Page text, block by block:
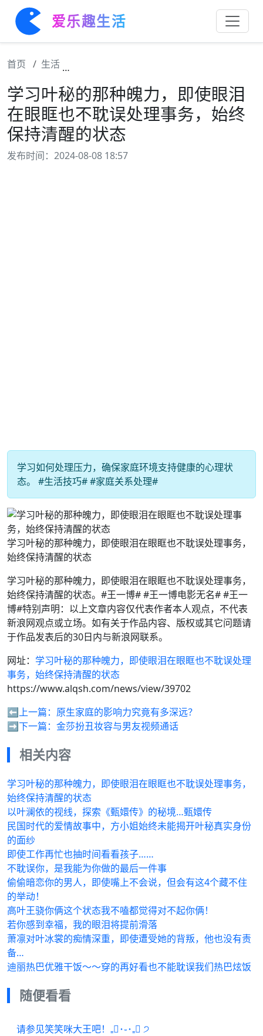
爱乐趣生活
首页 生活
学习叶秘的那种魄力，即使眼泪
在眼眶也不耽误处理事务，始终
保持清醒的状态
发布时间：2024-08-08 18:57
学习如何处理压力，确保家庭环境支持健康的心理状
态。 #生活技巧# #家庭关系处理#
学习叶秘的那种魄力，即使眼泪在眼眶也不耽误处理事务，
始终保持清醒的状态
学习叶秘的那种魄力，即使眼泪在眼眶也不耽误处理事务，
始终保持清醒的状态。#王一博# #王一博电影无名# #王一
博#特别声明：以上文章内容仅代表作者本人观点，不代表
新浪网观点或立场。如有关于作品内容、版权或其它问题请
于作品发表后的30日内与新浪网联系。
网址： 学习叶秘的那种魄力，即使眼泪在眼眶也不耽误处理
事务，始终保持清醒的状态
https://www.alqsh.com/news/view/39702
⬅️上一篇： 原生家庭的影响力究竟有多深远？
➡️下一篇： 金莎扮丑妆容与男友视频通话
相关内容
学习叶秘的那种魄力，即使眼泪在眼眶也不耽误处理事务，
始终保持清醒的状态
以叶澜依的视线，探索《甄嬛传》的秘境…甄嬛传
民国时代的爱情故事中，方小姐始终未能揭开叶秘真实身份
的面纱
即使工作再忙也抽时间看看孩子……
不耽误你，是我能为你做的最后一件事
偷偷暗恋你的男人，即使嘴上不会说，但会有这4个藏不住
的举动！
高叶王骁你俩这个状态我不嗑都觉得对不起你俩！
若你感到幸福，我的眼泪将提前滑落
萧凛对叶冰裳的痴情深重，即使遭受她的背叛，他也没有责
备…
迪丽热巴优雅干饭～～穿的再好看也不能耽误我们热巴炫饭
随便看看
请参见笑笑咪大王吧！₌᳐･֊･₌᳐ ੭